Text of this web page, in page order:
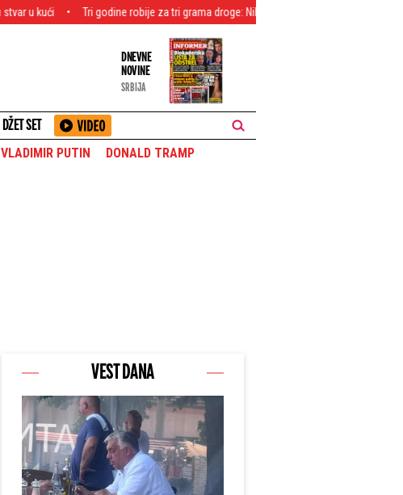
Tri godine robije za tri grama droge: Nikšićanin osuđen zbog prodaje heroina, kokaina i
DNEVNE
NOVINE
SRBIJA
DŽET SET
VLADIMIR PUTIN DONALD TRAMP
VEST DANA